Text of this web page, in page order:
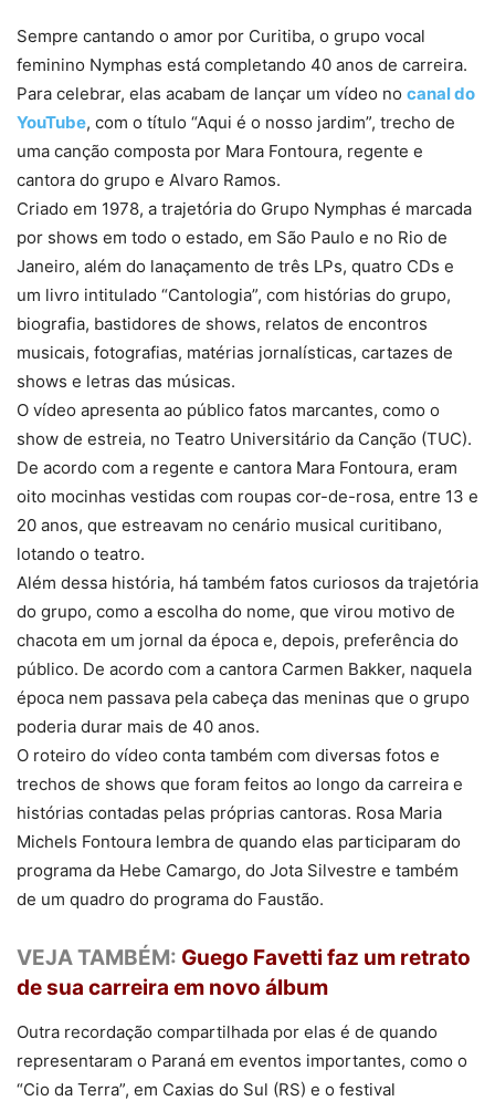
Sempre cantando o amor por Curitiba, o grupo vocal
feminino Nymphas está completando 40 anos de carreira.
Para celebrar, elas acabam de lançar um vídeo no canal do
YouTube, com o título “Aqui é o nosso jardim”, trecho de
uma canção composta por Mara Fontoura, regente e
cantora do grupo e Alvaro Ramos.
Criado em 1978, a trajetória do Grupo Nymphas é marcada
por shows em todo o estado, em São Paulo e no Rio de
Janeiro, além do lanaçamento de três LPs, quatro CDs e
um livro intitulado “Cantologia”, com histórias do grupo,
biografia, bastidores de shows, relatos de encontros
musicais, fotografias, matérias jornalísticas, cartazes de
shows e letras das músicas.
O vídeo apresenta ao público fatos marcantes, como o
show de estreia, no Teatro Universitário da Canção (TUC).
De acordo com a regente e cantora Mara Fontoura, eram
oito mocinhas vestidas com roupas cor-de-rosa, entre 13 e
20 anos, que estreavam no cenário musical curitibano,
lotando o teatro.
Além dessa história, há também fatos curiosos da trajetória
do grupo, como a escolha do nome, que virou motivo de
chacota em um jornal da época e, depois, preferência do
público. De acordo com a cantora Carmen Bakker, naquela
época nem passava pela cabeça das meninas que o grupo
poderia durar mais de 40 anos.
O roteiro do vídeo conta também com diversas fotos e
trechos de shows que foram feitos ao longo da carreira e
histórias contadas pelas próprias cantoras. Rosa Maria
Michels Fontoura lembra de quando elas participaram do
programa da Hebe Camargo, do Jota Silvestre e também
de um quadro do programa do Faustão.
VEJA TAMBÉM: Guego Favetti faz um retrato
de sua carreira em novo álbum
Outra recordação compartilhada por elas é de quando
representaram o Paraná em eventos importantes, como o
“Cio da Terra”, em Caxias do Sul (RS) e o festival